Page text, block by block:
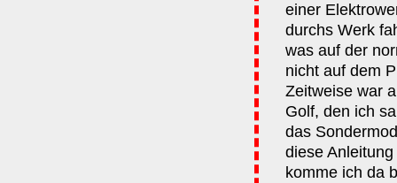
einer
durchs Werk
was auf der
nicht auf dem
Zeitweise war
Golf, den ich
das
diese
komme ich da